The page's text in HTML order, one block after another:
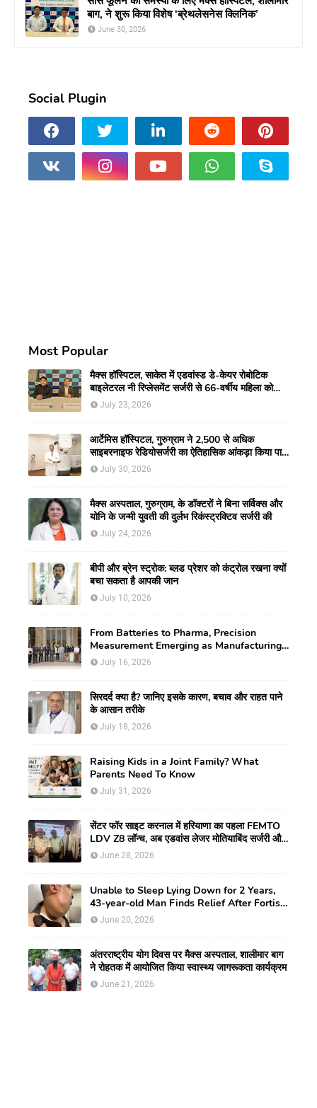
बाग, ने शुरू किया विशेष ‘ब्रेथलेसनेस क्लिनिक’
June 30, 2026
Social Plugin
Most Popular
मैक्स हॉस्पिटल, साकेत में एडवांस्ड डे-केयर रोबोटिक
बाइलेटरल नी रिप्लेसमेंट सर्जरी से 66-वर्षीय महिला को
मिली नई गतिशीलता
July 23, 2026
आर्टेमिस हॉस्पिटल, गुरुग्राम ने 2,500 से अधिक
साइबरनाइफ रेडियोसर्जरी का ऐतिहासिक आंकड़ा किया पार,
प्रिसिशन ट्रीटमेंट में मजबूत की अपनी अग्रणी पहचान
July 30, 2026
मैक्स अस्पताल, गुरुग्राम, के डॉक्टरों ने बिना सर्विक्स और
योनि के जन्मी युवती की दुर्लभ रिकंस्ट्रक्टिव सर्जरी की
July 24, 2026
बीपी और ब्रेन स्ट्रोक: ब्लड प्रेशर को कंट्रोल रखना क्यों
बचा सकता है आपकी जान
July 10, 2026
From Batteries to Pharma, Precision
Measurement Emerging as Manufacturing's
New Competitive Edge
July 16, 2026
सिरदर्द क्या है? जानिए इसके कारण, बचाव और राहत पाने
के आसान तरीके
July 18, 2026
Raising Kids in a Joint Family? What
Parents Need To Know
July 31, 2026
सेंटर फॉर साइट करनाल में हरियाणा का पहला FEMTO
LDV Z8 लॉन्च, अब एडवांस लेजर मोतियाबिंद सर्जरी और
CLEAR विजन करेक्शन की सुविधा
June 28, 2026
Unable to Sleep Lying Down for 2 Years,
43-year-old Man Finds Relief After Fortis
Gurugram Doctors Remove Rare Giant
Neck Tumour
June 20, 2026
अंतरराष्ट्रीय योग दिवस पर मैक्स अस्पताल, शालीमार बाग
ने रोहतक में आयोजित किया स्वास्थ्य जागरूकता कार्यक्रम
June 21, 2026